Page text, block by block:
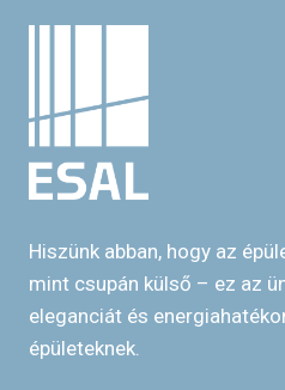
Hiszünk abban, hogy az
mint csupán külső – ez az
eleganciát és
épületeknek.